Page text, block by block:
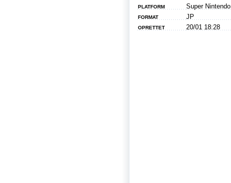
PLATFORM Super Nintendo
FORMAT JP
OPRETTET 20/01 18:28